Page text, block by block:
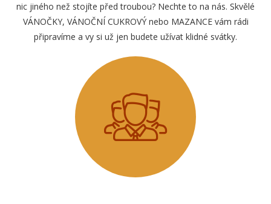
nic jiného než stojíte před troubou? Nechte to na nás. Skvělé
VÁNOČKY, VÁNOČNÍ CUKROVÝ nebo MAZANCE vám rádi
připravíme a vy si už jen budete užívat klidné svátky.